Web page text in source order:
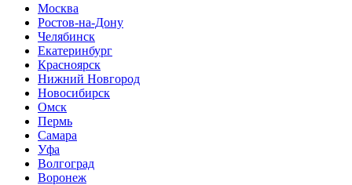
Москва
Ростов-на-Дону
Челябинск
Екатеринбург
Красноярск
Нижний Новгород
Новосибирск
Омск
Пермь
Самара
Уфа
Волгоград
Воронеж